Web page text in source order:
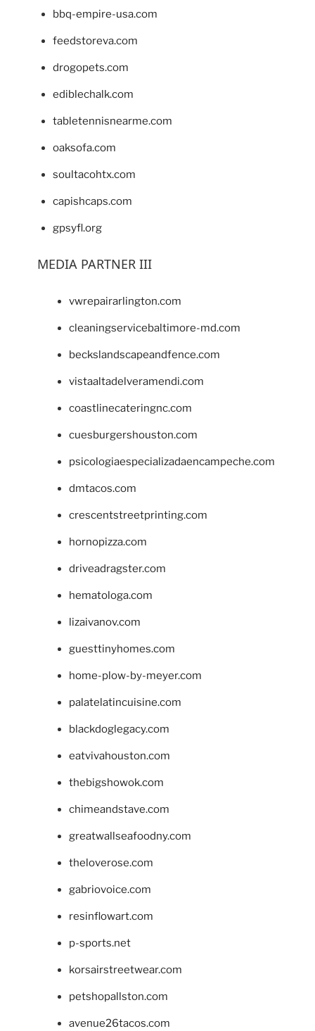
bbq-empire-usa.com
feedstoreva.com
drogopets.com
ediblechalk.com
tabletennisnearme.com
oaksofa.com
soultacohtx.com
capishcaps.com
gpsyfl.org
MEDIA PARTNER III
vwrepairarlington.com
cleaningservicebaltimore-md.com
beckslandscapeandfence.com
vistaaltadelveramendi.com
coastlinecateringnc.com
cuesburgershouston.com
psicologiaespecializadaencampeche.com
dmtacos.com
crescentstreetprinting.com
hornopizza.com
driveadragster.com
hematologa.com
lizaivanov.com
guesttinyhomes.com
home-plow-by-meyer.com
palatelatincuisine.com
blackdoglegacy.com
eatvivahouston.com
thebigshowok.com
chimeandstave.com
greatwallseafoodny.com
theloverose.com
gabriovoice.com
resinflowart.com
p-sports.net
korsairstreetwear.com
petshopallston.com
avenue26tacos.com